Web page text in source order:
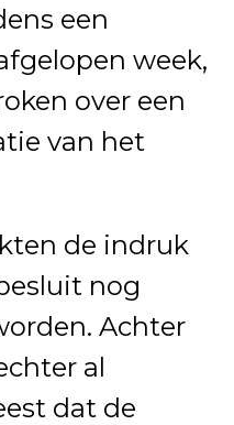
een
week,
over een
van het
de indruk
nog
Achter
al
dat de